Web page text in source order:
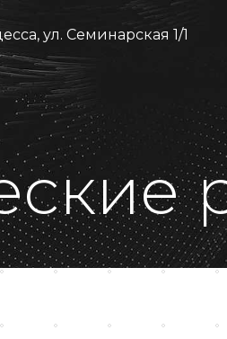
ул. Семинарская 1/1